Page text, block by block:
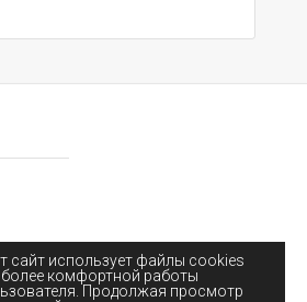
сайт использует файлы cookies
более комфортной работы
Продолжая просмотр